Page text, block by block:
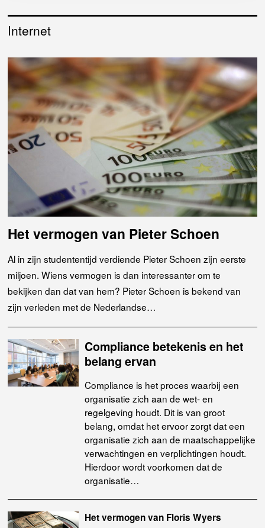
Internet
Het vermogen van Pieter Schoen
Al in zijn studententijd verdiende Pieter Schoen zijn eerste
miljoen. Wiens vermogen is dan interessanter om te
bekijken dan dat van hem? Pieter Schoen is bekend van
zijn verleden met de Nederlandse…
Compliance betekenis en het
belang ervan
Compliance is het proces waarbij een
organisatie zich aan de wet- en
regelgeving houdt. Dit is van groot
belang, omdat het ervoor zorgt dat een
organisatie zich aan de maatschappelijke
verwachtingen en verplichtingen houdt.
Hierdoor wordt voorkomen dat de
organisatie…
Het vermogen van Floris Wyers